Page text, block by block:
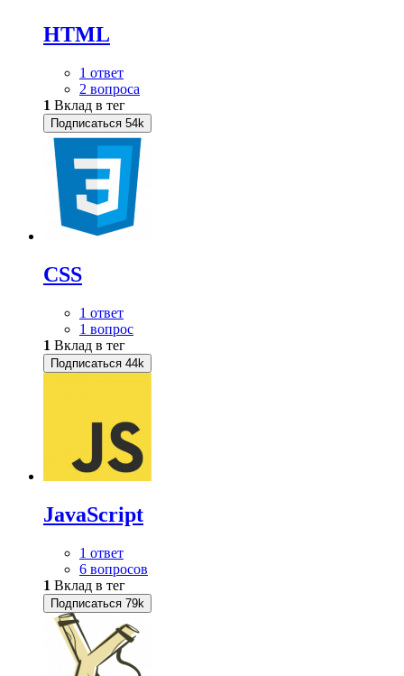
HTML
1 ответ
2 вопроса
1 Вклад в тег
Подписаться 54k
CSS
1 ответ
1 вопрос
1 Вклад в тег
Подписаться 44k
JavaScript
1 ответ
6 вопросов
1 Вклад в тег
Подписаться 79k